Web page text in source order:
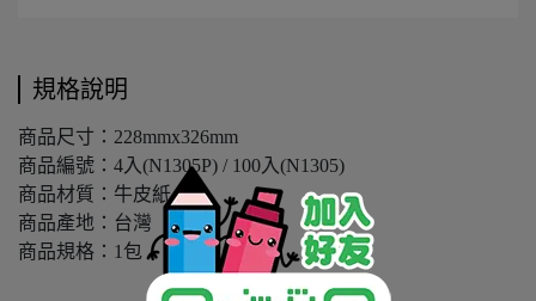
規格說明
商品尺寸：228mmx326mm
商品編號：4入(N1305P) / 100入(N1305)
商品材質：牛皮紙
商品產地：台灣
商品規格：1包